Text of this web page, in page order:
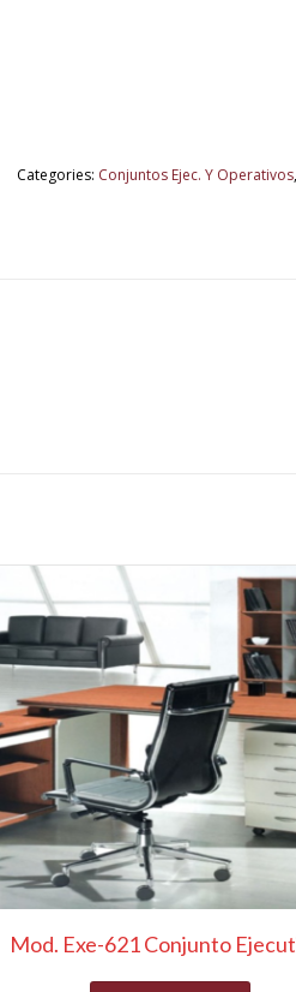
Categories: Conjuntos Ejec. Y Operativos,
Mod. Exe-621 Conjunto